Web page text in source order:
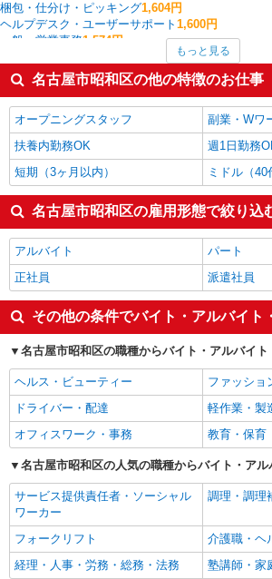
梱包・仕分け・ピッキング1,604円
ヘルプデスク・ユーザーサポート 1,600円
一般・営業事務1,574円
経理・人事・労務・総務・法務1,550円
金融・貿易事務1,550円
受付・秘書1,540円
名古屋市昭和区の他の職種の平均時給を見る
もっと見る
名古屋市昭和区の他の特徴のお仕事
オープニングスタッフ
副業・Wワ
扶養内勤務OK
週1日勤務
短期（3ヶ月以内）
ミドル（
名古屋市昭和区の雇用形態で絞り込
アルバイト
パート
正社員
派遣社員
その他の条件でバイト・アルバイト
名古屋市昭和区の職種からバイト・アルバイ
ヘルス・ビューティー
ファッショ
ドライバー・配達
軽作業・製
オフィスワーク・事務
教育・保育
名古屋市昭和区の人気の職種からバイト・ア
サービス提供責任者・ソーシャル
ワーカー
調理・調理
フォークリフト
介護職・ヘ
経理・人事・労務・総務・法務
塾講師・家